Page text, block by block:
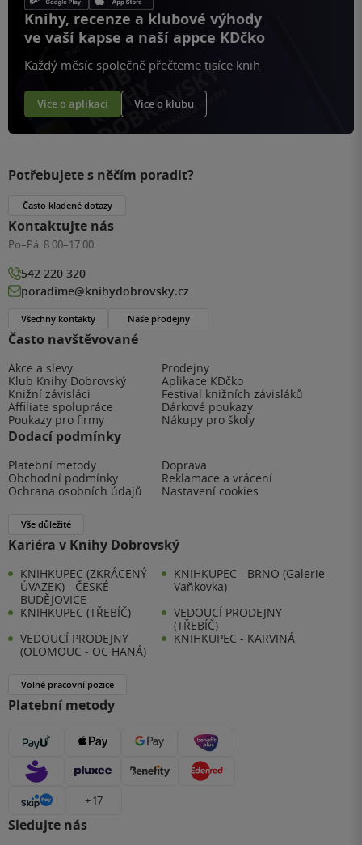
Knihy, recenze a klubové výhody
ve vaší kapse a naší appce KDčko
Každý měsíc společně přečteme tisíce knih
Více o aplikaci Více o klubu
Často navštěvované
Akce a slevy
Prodejny
Klub Knihy Dobrovský
Aplikace KDčko
Knižní závisláci
Festival knižních závisláků
Affiliate spolupráce
Dárkové poukazy
Poukazy pro firmy
Nákupy pro školy
Dodací podmínky
Platební metody
Doprava
Obchodní podmínky
Reklamace a vrácení
Ochrana osobních údajů
Nastavení cookies
Vše důležité
Kariéra v Knihy Dobrovský
KNIHKUPEC (ZKRÁCENÝ
ÚVAZEK) - ČESKÉ
BUDĚJOVICE
KNIHKUPEC - BRNO (Galerie
Vaňkovka)
KNIHKUPEC (TŘEBÍČ)
VEDOUCÍ PRODEJNY
(TŘEBÍČ)
VEDOUCÍ PRODEJNY
(OLOMOUC - OC HANÁ)
KNIHKUPEC - KARVINÁ
Volné pracovní pozice
Platební metody
+ 17
Sledujte nás
Potřebujete s něčím poradit?
Často kladené dotazy
Kontaktujte nás
Po–Pá: 8:00–17:00
542 220 320
poradime@knihydobrovsky.cz
Všechny kontakty Naše prodejny